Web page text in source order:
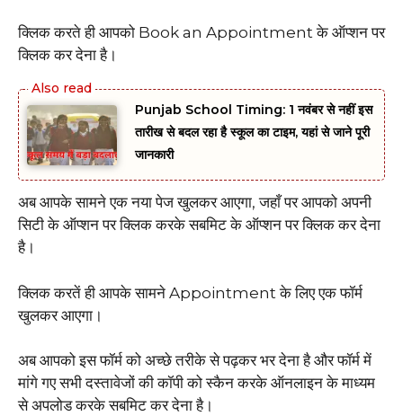
क्लिक करते ही आपको Book an Appointment के ऑप्शन पर
क्लिक कर देना है।
Punjab School Timing: 1 नवंबर से नहीं इस
तारीख से बदल रहा है स्कूल का टाइम, यहां से जाने पूरी
जानकारी
अब आपके सामने एक नया पेज खुलकर आएगा, जहाँ पर आपको अपनी
सिटी के ऑप्शन पर क्लिक करके सबमिट के ऑप्शन पर क्लिक कर देना
है।
क्लिक करतें ही आपके सामने Appointment के लिए एक फॉर्म
खुलकर आएगा।
अब आपको इस फॉर्म को अच्छे तरीके से पढ़कर भर देना है और फॉर्म में
मांगे गए सभी दस्तावेजों की कॉपी को स्कैन करके ऑनलाइन के माध्यम
से अपलोड करके सबमिट कर देना है।